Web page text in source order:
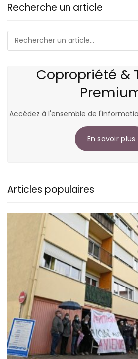
Recherche un article
Copropriété &
Accédez à l'ensemble de
En savoir plus
Articles populaires